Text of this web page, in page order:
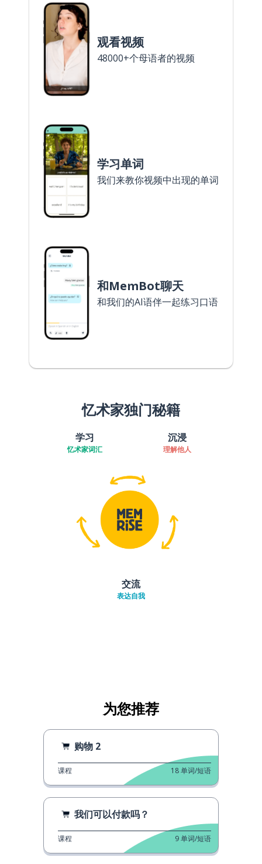
观看视频
48000+个母语者的视频
学习单词
我们来教你视频中出现的单词
和MemBot聊天
和我们的AI语伴一起练习口语
忆术家独门秘籍
学习
忆术家词汇
沉浸
理解他人
交流
表达自我
为您推荐
购物 2
课程 18单词/短语
我们可以付款吗？
课程 9单词/短语